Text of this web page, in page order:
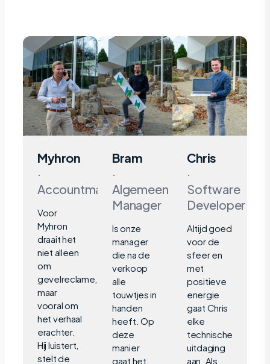
Myhron
·
Accountmanager
Voor
Myhron
draait het
niet alleen
om
gevelreclame,
maar
vooral om
het verhaal
erachter.
Hij luistert,
stelt de
Bram
·
Algemeen
Manager
Is onze
manager
die na de
verkoop
alle
touwtjes in
handen
heeft. Op
deze
manier
gaat het
Chris
·
Software
Developer
Altijd goed
voor de
sfeer en
met
positieve
energie
gaat Chris
elke
technische
uitdaging
aan. Als